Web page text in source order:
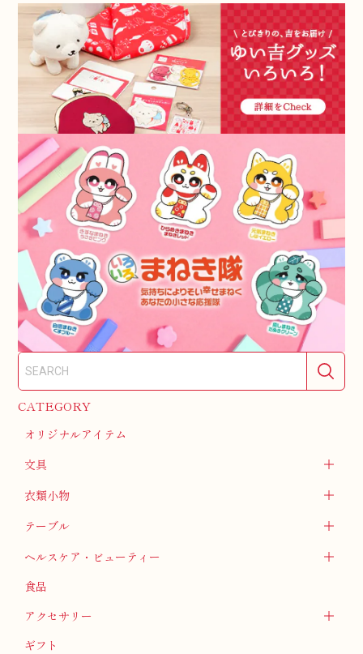
CATEGORY
オリジナルアイテム
文具
衣類小物
テーブル
ヘルスケア・ビューティー
食品
アクセサリー
ギフト